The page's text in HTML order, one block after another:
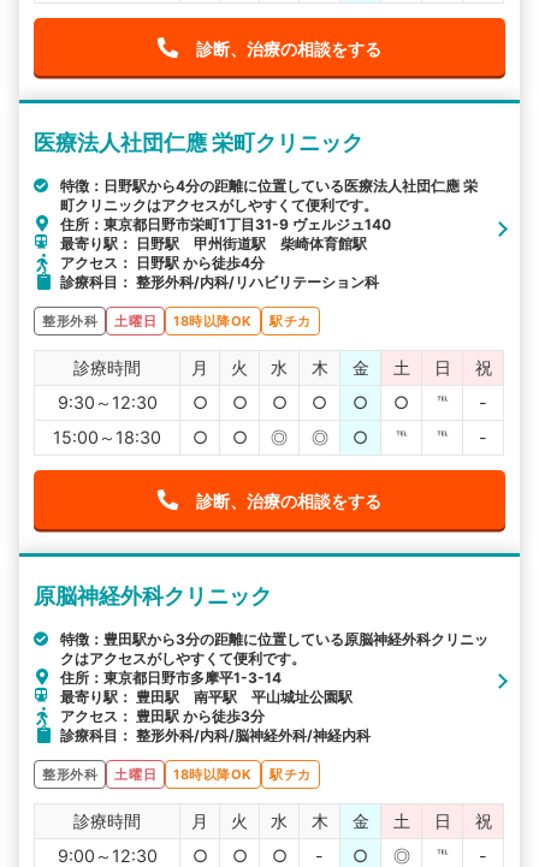
診断、治療の相談をする
医療法人社団仁應 栄町クリニック
特徴：日野駅から4分の距離に位置している医療法人社団仁應 栄
町クリニックはアクセスがしやすくて便利です。
住所：東京都日野市栄町1丁目31-9 ヴェルジュ140
最寄り駅： 日野駅 甲州街道駅 柴崎体育館駅
アクセス： 日野駅 から徒歩4分
診療科目： 整形外科/内科/リハビリテーション科
整形外科 土曜日 18時以降OK 駅チカ
診療時間 月 火 水 木 金 土 日
祝
9:30～12:30
○ ○ ○ ○ ○ ○ ℡
-
15:00～18:30
○ ○ ◎ ◎ ○ ℡ ℡ -
診断、治療の相談をする
原脳神経外科クリニック
特徴：豊田駅から3分の距離に位置している原脳神経外科クリニッ
クはアクセスがしやすくて便利です。
住所：東京都日野市多摩平1-3-14
最寄り駅： 豊田駅 南平駅 平山城址公園駅
アクセス： 豊田駅 から徒歩3分
診療科目： 整形外科/内科/脳神経外科/神経内科
整形外科 土曜日 18時以降OK 駅チカ
診療時間 月 火 水 木 金 土 日
祝
9:00～12:30
○ ○ ○ - ○ ◎ ℡
-